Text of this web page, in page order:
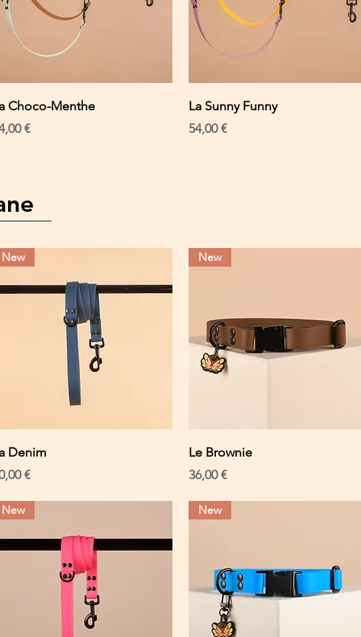
Schnellansicht
Choco-Menthe
€
Schnellansicht
La Sunny Funny
Preis
54,00 €
New
Denim
€
Schnellansicht
New
Le Brownie
Preis
36,00 €
New New